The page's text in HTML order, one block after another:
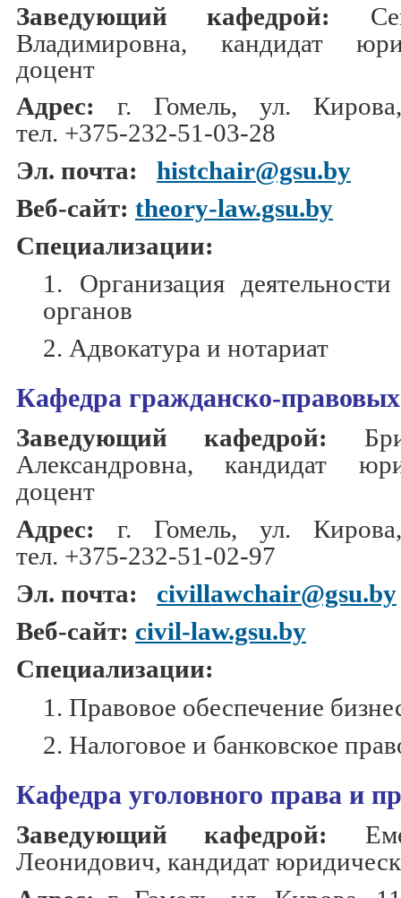
Заведующий кафедрой:
Владимировна, кандидат
доцент
Адрес: г. Гомель, ул.
тел. +375-232-51-03-28
Эл. почта:
histchair@gsu.by
Веб-сайт: theory-law.gsu.by
Специализации:
1. Организация деятельности
органов
2. Адвокатура и нотариат
Кафедра гражданско-
Заведующий кафедрой:
Александровна, кандидат
доцент
Адрес: г. Гомель, ул.
тел. +375-232-51-02-97
Эл. почта:
civillawchair@gsu.by
Веб-сайт: civil-law.gsu.by
Специализации:
1. Правовое обеспечение
2. Налоговое и банковское
Кафедра уголовного права и
Заведующий кафедрой:
Леонидович, кандидат